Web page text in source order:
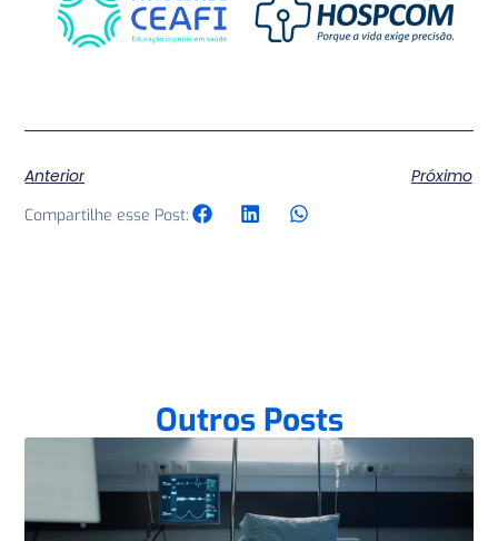
Anterior Próximo
Compartilhe esse Post:
Outros Posts